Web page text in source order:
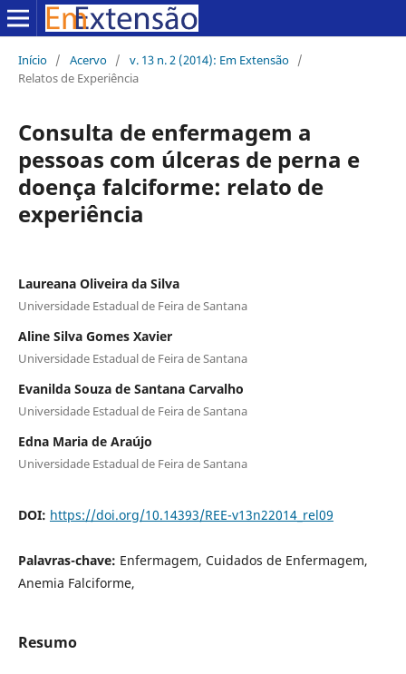
Início / Acervo / v. 13 n. 2 (2014): Em Extensão /
Relatos de Experiência
Consulta de enfermagem a
pessoas com úlceras de perna e
doença falciforme: relato de
experiência
Laureana Oliveira da Silva
Universidade Estadual de Feira de Santana
Aline Silva Gomes Xavier
Universidade Estadual de Feira de Santana
Evanilda Souza de Santana Carvalho
Universidade Estadual de Feira de Santana
Edna Maria de Araújo
Universidade Estadual de Feira de Santana
DOI: https://doi.org/10.14393/REE-v13n22014_rel09
Palavras-chave: Enfermagem, Cuidados de Enfermagem,
Anemia Falciforme,
Resumo